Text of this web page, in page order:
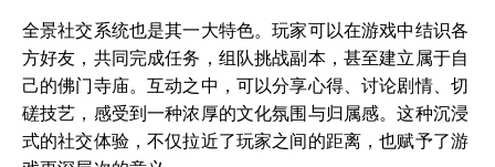
全景社交系统也是其一大特色。玩家可以在游戏中结识各
方好友，共同完成任务，组队挑战副本，甚至建立属于自
己的佛门寺庙。互动之中，可以分享心得、讨论剧情、切
磋技艺，感受到一种浓厚的文化氛围与归属感。这种沉浸
式的社交体验，不仅拉近了玩家之间的距离，也赋予了游